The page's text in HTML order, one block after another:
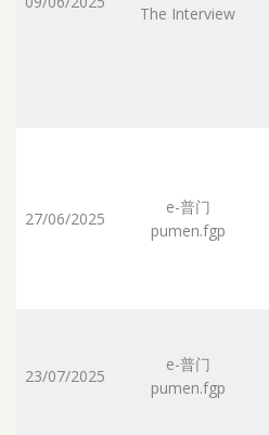
The Interview
27/06/2025
e-普门
pumen.fgp
23/07/2025
e-普门
pumen.fgp